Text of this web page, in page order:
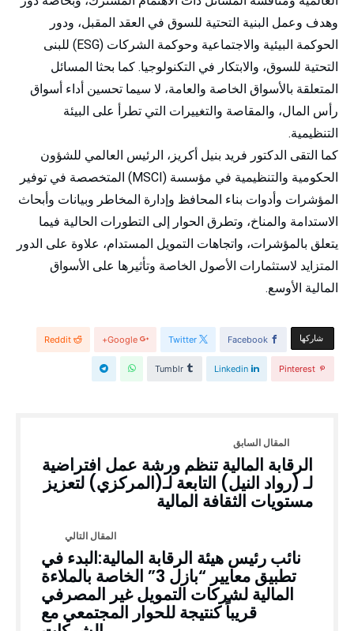
وهدف وعمل البنية التحتية للسوق في العقد المقبل، ودور
الحوكمة البيئية والاجتماعية وحوكمة الشركات (ESG) للبنى
التحتية للسوق، والابتكار في التكنولوجيا. كما بحثا المسائل
المتعلقة بالأسواق الخاصة والعامة، لا سيما تحسين أداء أسواق
رأس المال، والمقاصة والتغييرات التي تطرأ على البيئة
التنظيمية.
كما التقى الدكتور فريد بنيل أكريز، الرئيس العالمي للشؤون
الحكومية والتنظيمية في مؤسسة (MSCI) المتخصصة في توفير
المؤشرات وأدوات بناء المحافظ وإدارة المخاطر وبيانات وأبحاث
الاستدامة والمناخ، وتطرق الحوار إلى التطورات الحالية فيما
يتعلق بالمؤشرات، واتجاهات التمويل المستدام، علاوة على الدور
المتزايد لاستثمارات الأصول الخاصة وتأثيرها على الأسواق
المالية الأوسع.
‫‫ شاركها‬ Facebook
Twitter
Google+
Reddit
Pinterest
Linkedin
Tumblr
الرقابة المالية تنظم ورشة عمل افتراضية
لـ (رواد النيل) التابعة لـ(المركزي) لتعزيز
مستويات الثقافة المالية
نائب رئيس هيئة الرقابة المالية:البدء في
تطبيق معايير “بازل 3” الخاصة بالملاءة
المالية لشركات التمويل غير المصرفي
قريباً كنتيجة للحوار المجتمعي مع